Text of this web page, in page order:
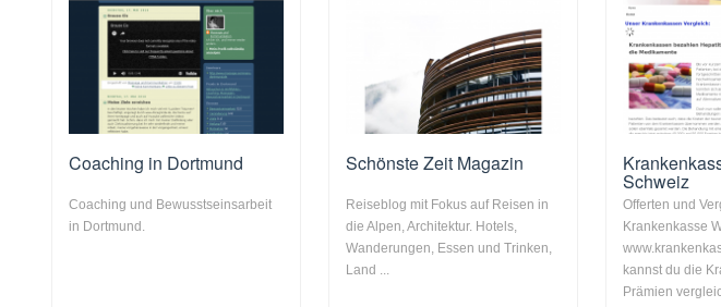
Coaching in Dortmund
Coaching und Bewusstseinsarbeit
in Dortmund.
Schönste Zeit Magazin
Reiseblog mit Fokus auf Reisen in
die Alpen, Architektur. Hotels,
Wanderungen, Essen und Trinken,
Land ...
Schweiz
Offerten und
Krankenkasse
kannst du die
Prämien